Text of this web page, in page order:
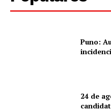
Puno:
24 de